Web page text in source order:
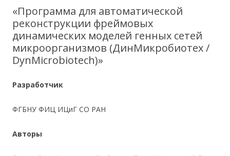
«Программа для автоматической
реконструкции фреймовых
динамических моделей генных сетей
микроорганизмов (ДинМикробиотех /
DynMicrobiotech)»
Разработчик
ФГБНУ ФИЦ ИЦиГ СО РАН
Авторы